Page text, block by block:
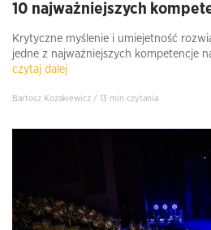
10 najważniejszych
Krytyczne myślenie i umiejetność
jedne z najważniejszych kompetencje
czytaj dalej
Bartosz Kozakiewicz / 13 min czytania